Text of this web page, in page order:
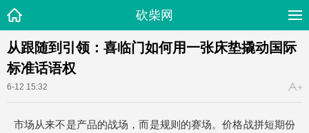
砍柴网
从跟随到引领：喜临门如何用一张床垫撬动国际
标准话语权
6-12 15:32
市场从来不是产品的战场，而是规则的赛场。价格战拼短期份